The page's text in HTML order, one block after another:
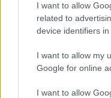
I want to allow
related to
device identifiers in
I want to allow my
Google for online
I want to allow
Előadó:FRANKO
nem lesz ez így
Kiadó:WAVY